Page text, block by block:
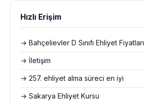
Hızlı Erişim
→ Bahçelievler D Sınıfı Ehliyet Fiyatları
→ İletişim
→ 257. ehliyet alma süreci en iyi
→ Sakarya Ehliyet Kursu